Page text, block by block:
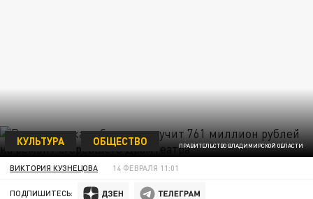
ПРАВИТЕЛЬСТВО ВЛАДИМИРСКОЙ ОБЛАСТИ
КУЛЬТУРА ОБЩЕСТВО
ВИКТОРИЯ КУЗНЕЦОВА 14 ФЕВРАЛЯ 11:01
ПОДПИШИТЕСЬ: